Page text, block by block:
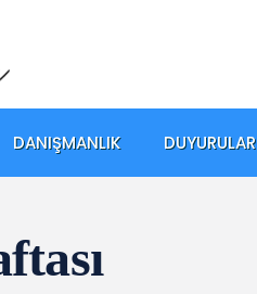
DANIŞMANLIK DUYURULAR